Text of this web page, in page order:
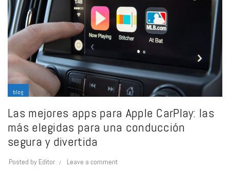
blog
Las mejores apps para Apple CarPlay: las
más elegidas para una conducción
segura y divertida
Posted by Editor Leave a comment